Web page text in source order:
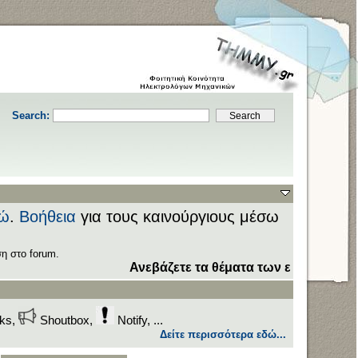
Search:
. Βοήθεια για τους καινούργιους μέσω
στο forum.
Ανεβάζετε τα θέματα των εξετάσεων στον
Shoutbox, Notify, ...
Δείτε περισσότερα εδώ...